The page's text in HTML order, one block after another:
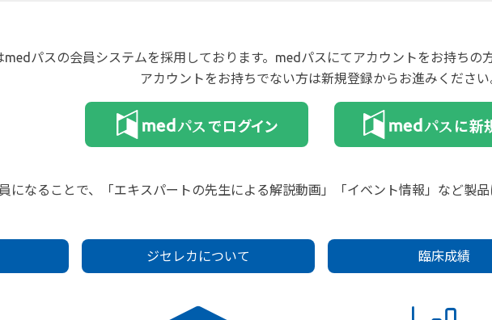
medパスの会員システムを採用しております。medパスにてアカウントをお持ちの
アカウントをお持ちでない方は新規登録からお進みください
になることで、「エキスパートの先生による解説動画」「イベント情報」など製
ジセレカについて 臨床成績